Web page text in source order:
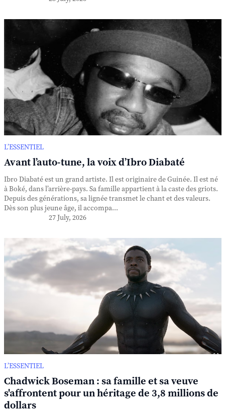
L’ESSENTIEL
Avant l’auto-tune, la voix d’Ibro Diabaté
Ibro Diabaté est un grand artiste. Il est originaire de Guinée. Il est né
à Boké, dans l’arrière-pays. Sa famille appartient à la caste des griots.
Depuis des générations, sa lignée transmet le chant et des valeurs.
Dès son plus jeune âge, il accompa...
27 July, 2026
L’ESSENTIEL
Chadwick Boseman : sa famille et sa veuve
s'affrontent pour un héritage de 3,8 millions de
dollars